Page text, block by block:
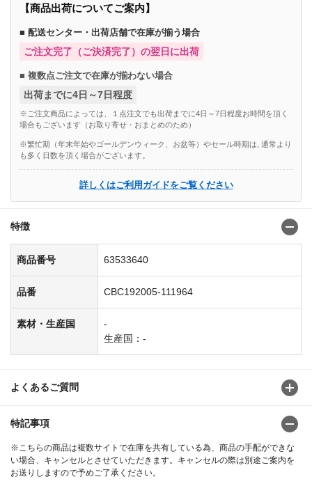
【商品出荷についてご案内】
■ 配送センター・出荷店舗で在庫が揃う場合
ご注文完了（ご決済完了）の翌日に出荷
■ 複数点ご注文で在庫が揃わない場合
出荷までに4日～7日程度
※ご注文商品によっては、１点注文でも出荷までに4日～7日程度お時間を頂く
場合もございます（お取り寄せ・おまとめのため）
※繁忙期（年末年始やゴールデンウィーク、お盆等）やセール時期は, 通常より
も多く日数を頂く場合がございます。
詳しくはご利用ガイドをご覧ください
特徴
商品番号 63533640
品番 CBC192005-111964
素材・生産国
-
生産国：-
よくあるご質問
特記事項
※こちらの商品は複数サイトで在庫を共有している為、商品の手配ができな
い場合、キャンセルとさせていただきます。キャンセルの際は別途ご案内を
お送りしますので予めご了承ください。